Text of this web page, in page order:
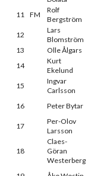
11 FM
Rolf
Bergström
12
Lars
Blomström
13
Olle Ålgars
14
Kurt
Ekelund
15
Ingvar
Carlsson
16 Peter Bytar
17
Per-Olov
Larsson
18
Claes-
Göran
Westerberg